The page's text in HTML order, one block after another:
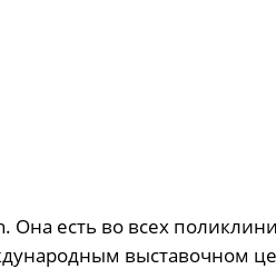
Она есть во всех
выставочном